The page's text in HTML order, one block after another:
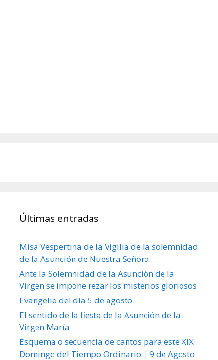
Últimas entradas
Misa Vespertina de la Vigilia de la solemnidad
de la Asunción de Nuestra Señora
Ante la Solemnidad de la Asunción de la
Virgen se impone rezar los misterios gloriosos
Evangelio del día 5 de agosto
El sentido de la fiesta de la Asunción de la
Virgen María
Esquema o secuencia de cantos para este XIX
Domingo del Tiempo Ordinario | 9 de Agosto